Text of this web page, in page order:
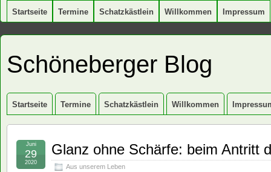
Startseite Termine Schatzkästlein Willkommen Impressum
Schöneberger Blog
Startseite Termine Schatzkästlein Willkommen
Glanz ohne Schärfe: beim Antritt
Aus unserem Leben
Juni
29
2020